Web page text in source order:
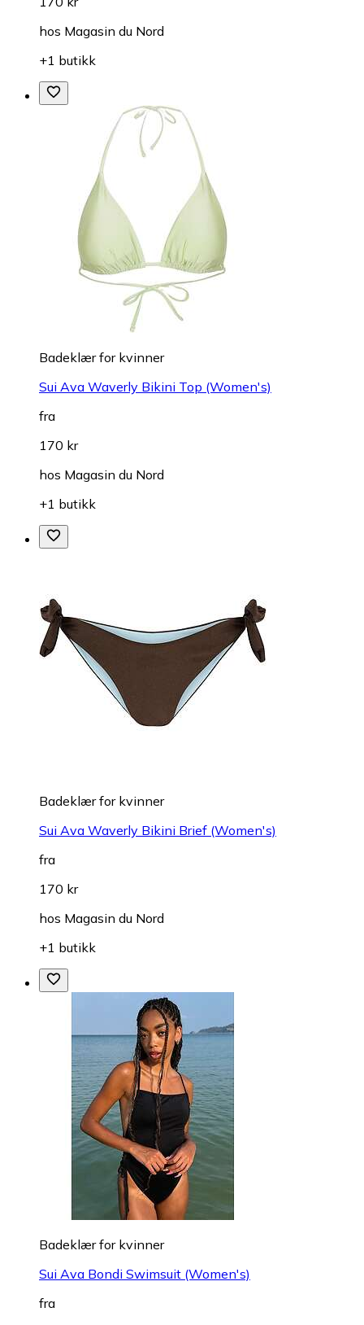
hos Magasin du Nord
+1 butikk
Badeklær for kvinner
Sui Ava Waverly Bikini Top (Women's)
fra
170 kr
hos Magasin du Nord
+1 butikk
Badeklær for kvinner
Sui Ava Waverly Bikini Brief (Women's)
fra
170 kr
hos Magasin du Nord
+1 butikk
Badeklær for kvinner
Sui Ava Bondi Swimsuit (Women's)
fra